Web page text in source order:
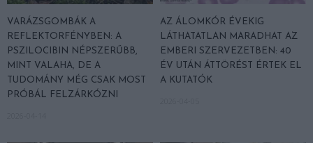
VARÁZSGOMBÁK A
REFLEKTORFÉNYBEN: A
PSZILOCIBIN NÉPSZERŰBB,
MINT VALAHA, DE A
TUDOMÁNY MÉG CSAK MOST
PRÓBÁL FELZÁRKÓZNI
AZ ÁLOMKÓR ÉVEKIG
LÁTHATATLAN MARADHAT AZ
EMBERI SZERVEZETBEN: 40
ÉV UTÁN ÁTTÖRÉST ÉRTEK EL
A KUTATÓK